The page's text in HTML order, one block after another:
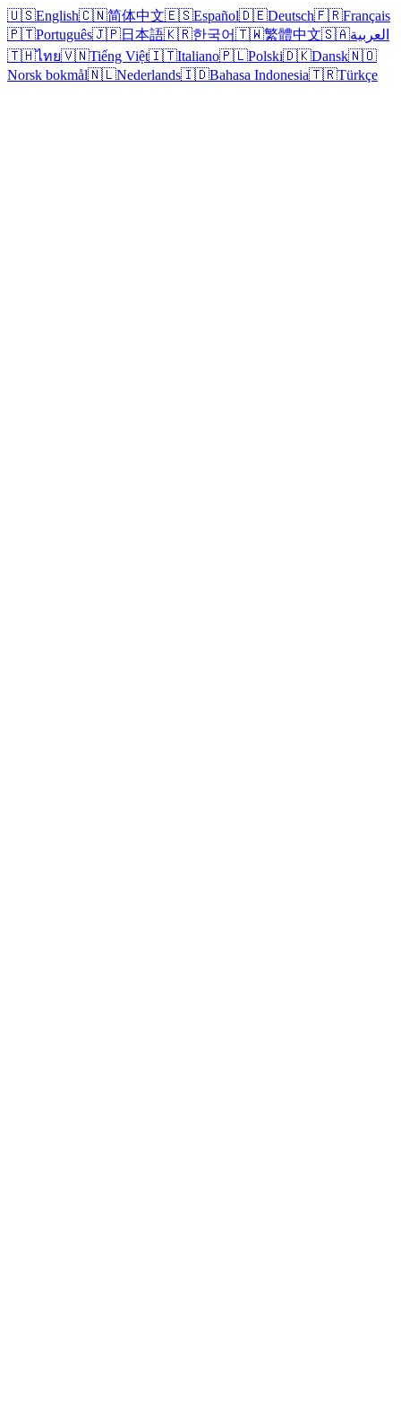
🇺🇸English🇨🇳简体中文🇪🇸Español🇩🇪Deutsch🇫🇷Français
🇵🇹Português🇯🇵日本語🇰🇷한국어🇹🇼繁體中文🇸🇦العربية
🇹🇭ไทย🇻🇳Tiếng Việt🇮🇹Italiano🇵🇱Polski🇩🇰Dansk🇳🇴
Norsk bokmål🇳🇱Nederlands🇮🇩Bahasa Indonesia🇹🇷Türkçe